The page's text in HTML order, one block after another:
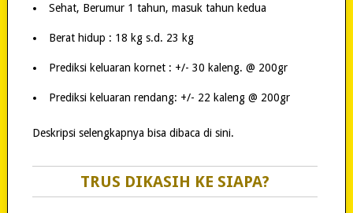
Sehat, Berumur 1 tahun, masuk tahun kedua
Berat hidup : 18 kg s.d. 23 kg
Prediksi keluaran kornet : +/- 30 kaleng. @ 200gr
Prediksi keluaran rendang: +/- 22 kaleng @ 200gr
Deskripsi selengkapnya bisa dibaca di sini.
TRUS DIKASIH KE SIAPA?